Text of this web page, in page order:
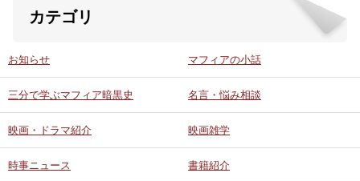
カテゴリ
お知らせ マフィアの小話
三分で学ぶマフィア暗黒史 名言・悩み相談
映画・ドラマ紹介 映画雑学
時事ニュース 書籍紹介